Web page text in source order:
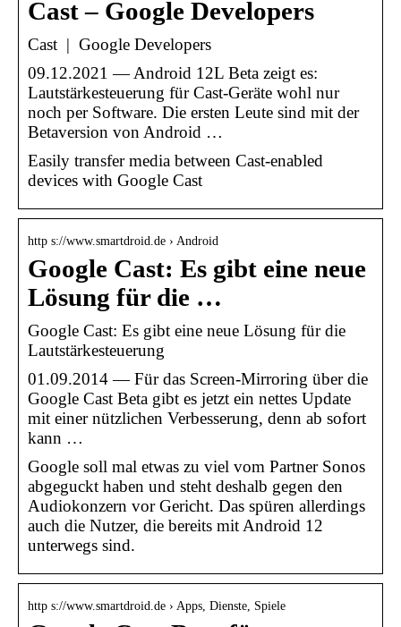
Cast – Google Developers
Cast | Google Developers
09.12.2021 — Android 12L Beta zeigt es:
Lautstärkesteuerung für Cast-Geräte wohl nur
noch per Software. Die ersten Leute sind mit der
Betaversion von Android …
Easily transfer media between Cast-enabled
devices with Google Cast
http s://www.smartdroid.de › Android
Google Cast: Es gibt eine neue
Lösung für die …
Google Cast: Es gibt eine neue Lösung für die
Lautstärkesteuerung
01.09.2014 — Für das Screen-Mirroring über die
Google Cast Beta gibt es jetzt ein nettes Update
mit einer nützlichen Verbesserung, denn ab sofort
kann …
Google soll mal etwas zu viel vom Partner Sonos
abgeguckt haben und steht deshalb gegen den
Audiokonzern vor Gericht. Das spüren allerdings
auch die Nutzer, die bereits mit Android 12
unterwegs sind.
http s://www.smartdroid.de › Apps, Dienste, Spiele